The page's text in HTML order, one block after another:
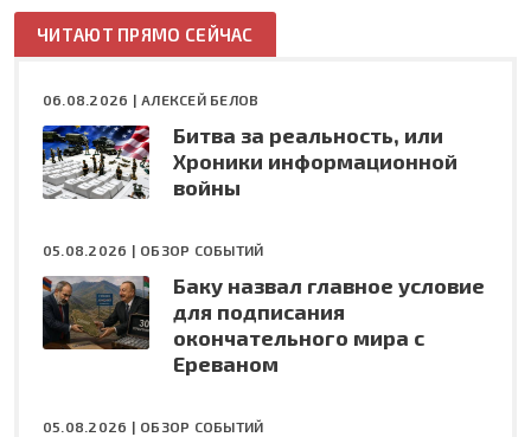
ЧИТАЮТ ПРЯМО СЕЙЧАС
06.08.2026 |АЛЕКСЕЙ БЕЛОВ
Битва за реальность, или
Хроники информационной
войны
05.08.2026 | ОБЗОР СОБЫТИЙ
Баку назвал главное условие
для подписания
окончательного мира с
Ереваном
05.08.2026 | ОБЗОР СОБЫТИЙ